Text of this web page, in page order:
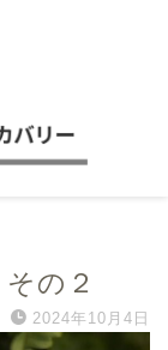
の２
2024年10月4日